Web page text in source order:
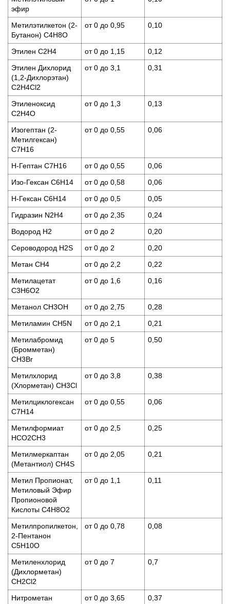
эфир
Метилэтилкетон (2-
Бутанон) C4H8O
от 0 до 0,95 0,10
Этилен C2H4 от 0 до 1,15
0,12
Этилен Дихлорид
(1,2-Дихлорэтан)
C2H4Cl2
от 0 до 3,1 0,31
Этиленоксид
C2H4O
от 0 до 1,3 0,13
Изогептан (2-
Метилгексан)
C7H16
от 0 до 0,55 0,06
Н-Гептан C7H16 от 0 до 0,55
0,06
Изо-Гексан C6H14
от 0 до 0,58
0,06
Н-Гексан C6H14
от 0 до 0,5
0,05
Гидразин N2H4
от 0 до 2,35
0,24
Водород Н2
от 0 до 2
0,20
Сероводород H2S
от 0 до 2
0,20
Метан CH4
от 0 до 2,2
0,22
Метилацетат
С3Н6О2
от 0 до 1,6 0,16
Метанол CH3OH от 0 до 2,75
0,28
Метиламин CH5N
от 0 до 2,1
0,21
Метилабромид
(Бромметан)
CH3Br
от 0 до 5 0,50
Метилхлорид
(Хлорметан) CH3Cl
от 0 до 3,8 0,38
Метилциклогексан
C7H14
от 0 до 0,55 0,06
Метилформиат
HCO2CH3
от 0 до 2,5 0,25
Метилмеркаптан
(Метантиол) СH4S
от 0 до 2,05 0,21
Метил Пропионат,
Метиловый Эфир
Пропионовой
Кислоты C4H8O2
от 0 до 1,1 0,11
Метилпропилкетон,
2-Пентанон
C5H10O
от 0 до 0,78 0,08
Метиленхлорид
(Дихлорметан)
CH2Cl2
от 0 до 7 0,7
Нитрометан
от 0 до 3,65 0,37